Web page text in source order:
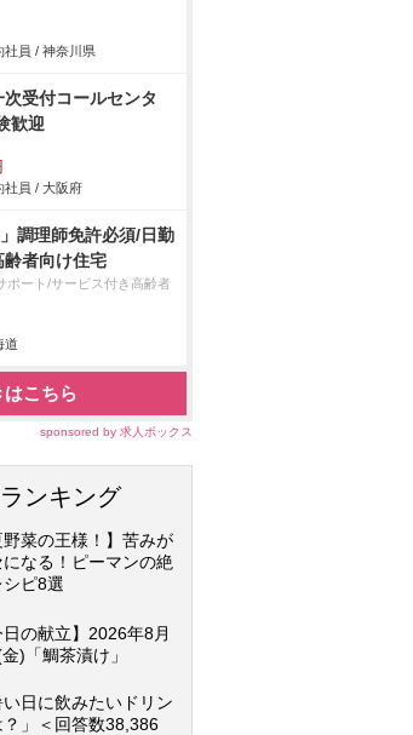
社員 / 神奈川県
受付コールセンタ
歓迎
社員 / 大阪府
調理師免許必須/日勤
者向け住宅
ポート/サービス付き高齢者
道
はこちら
sponsored by 求人ボックス
ンキング
野菜の王様！】苦みが
になる！ピーマンの絶
ピ8選
日の献立】2026年8月
)「鯛茶漬け」
い日に飲みたいドリン
？」＜回答数38,386